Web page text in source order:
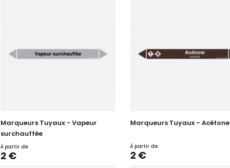
Marqueurs Tuyaux - Vapeur
surchauffée
À partir de
Prix
2 €
Marqueurs Tuyaux - Acétone
À partir de
Prix
2 €